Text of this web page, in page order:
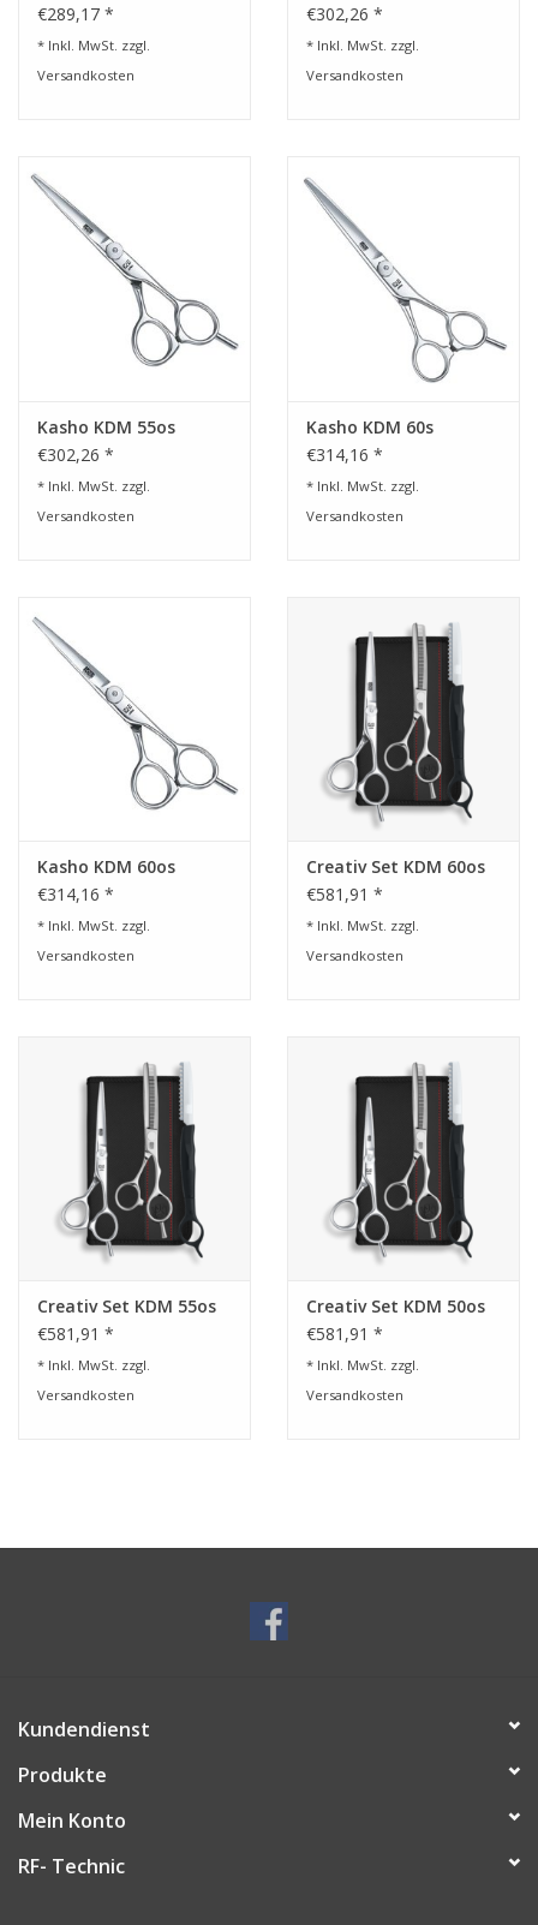
€289,17 *
* Inkl. MwSt. zzgl.
Versandkosten
€302,26 *
* Inkl. MwSt. zzgl.
Versandkosten
Kasho KDM 55os
€302,26 *
* Inkl. MwSt. zzgl.
Versandkosten
Kasho KDM 60s
€314,16 *
* Inkl. MwSt. zzgl.
Versandkosten
Kasho KDM 60os
€314,16 *
* Inkl. MwSt. zzgl.
Versandkosten
Creativ Set KDM 60os
€581,91 *
* Inkl. MwSt. zzgl.
Versandkosten
Creativ Set KDM 55os
€581,91 *
* Inkl. MwSt. zzgl.
Versandkosten
Creativ Set KDM 50os
€581,91 *
* Inkl. MwSt. zzgl.
Versandkosten
Kundendienst
Produkte
Mein Konto
RF- Technic